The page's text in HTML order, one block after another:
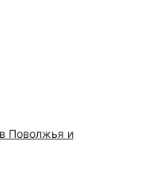
Поволжья и